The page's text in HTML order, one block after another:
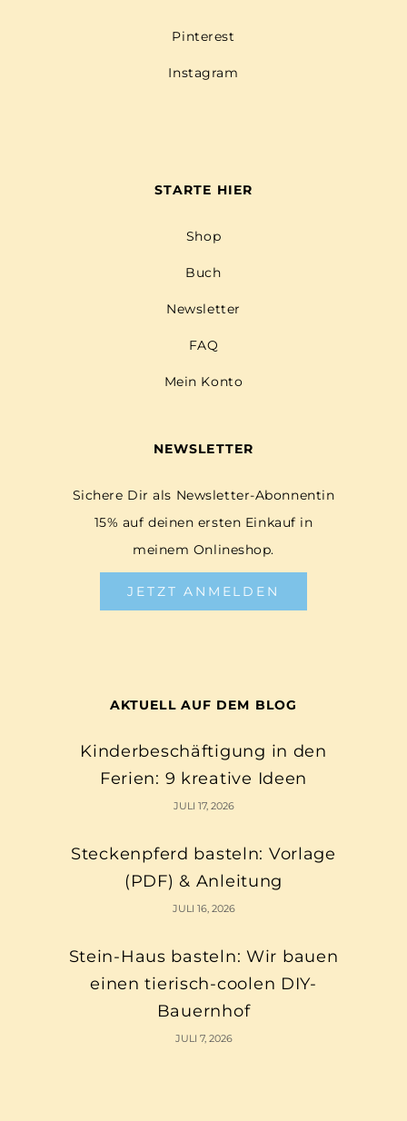
Pinterest
Instagram
STARTE HIER
Shop
Buch
Newsletter
FAQ
Mein Konto
NEWSLETTER
Sichere Dir als Newsletter-Abonnentin
15% auf deinen ersten Einkauf in
meinem Onlineshop.
JETZT ANMELDEN
AKTUELL AUF DEM BLOG
Kinderbeschäftigung in den
Ferien: 9 kreative Ideen
JULI 17, 2026
Steckenpferd basteln: Vorlage
(PDF) & Anleitung
JULI 16, 2026
Stein-Haus basteln: Wir bauen
einen tierisch-coolen DIY-
Bauernhof
JULI 7, 2026